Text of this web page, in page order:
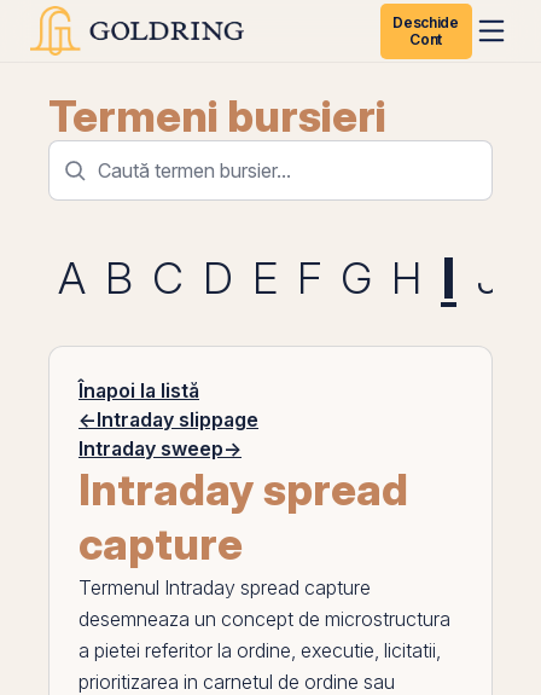
Deschide
Cont
Termeni bursieri
A B C D E F G H I J
Înapoi la listă
←Intraday slippage
Intraday sweep→
Intraday spread
capture
Termenul Intraday spread capture
desemneaza un concept de microstructura
a pietei referitor la ordine, executie, licitatii,
prioritizarea in carnetul de ordine sau